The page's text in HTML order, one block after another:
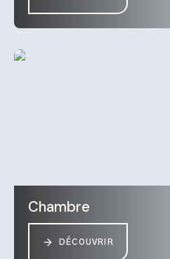
Chambre
DÉCOUVRIR